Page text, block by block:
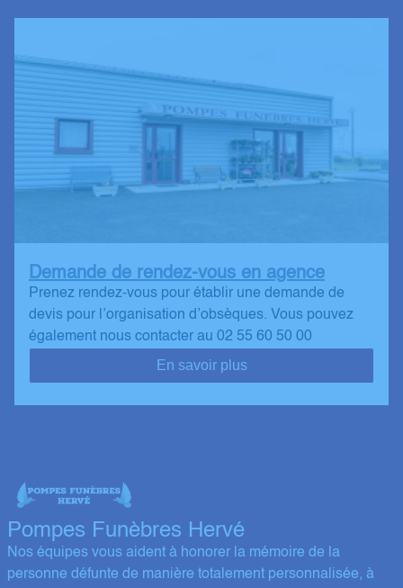
Demande de rendez-vous en agence
Prenez rendez-vous pour établir une demande de
devis pour l’organisation d’obsèques. Vous pouvez
également nous contacter au 02 55 60 50 00
En savoir plus
Pompes Funèbres Hervé
Nos équipes vous aident à honorer la mémoire de la
personne défunte de manière totalement personnalisée, à